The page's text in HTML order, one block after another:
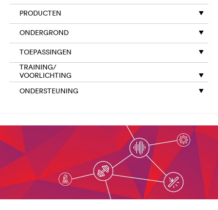
PRODUCTEN
ONDERGROND
TOEPASSINGEN
TRAINING/
VOORLICHTING
ONDERSTEUNING